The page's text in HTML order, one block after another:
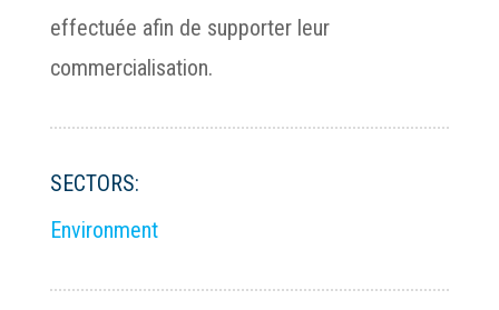
effectuée afin de supporter leur
commercialisation.
SECTORS:
Environment